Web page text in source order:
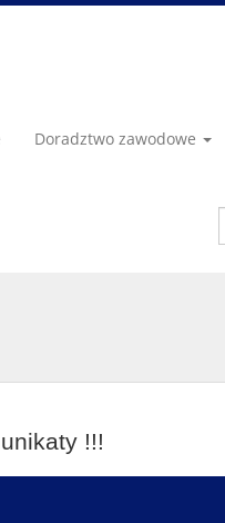
Doradztwo zawodowe
!!!